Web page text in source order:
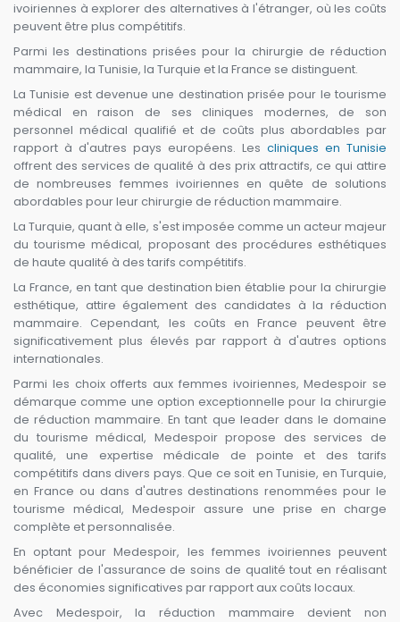
ivoiriennes à explorer des alternatives à l'étranger, où les coûts
peuvent être plus compétitifs.
Parmi les destinations prisées pour la chirurgie de réduction
mammaire, la Tunisie, la Turquie et la France se distinguent.
La Tunisie est devenue une destination prisée pour le tourisme
médical en raison de ses cliniques modernes, de son
personnel médical qualifié et de coûts plus abordables par
rapport à d'autres pays européens. Les cliniques en Tunisie
offrent des services de qualité à des prix attractifs, ce qui attire
de nombreuses femmes ivoiriennes en quête de solutions
abordables pour leur chirurgie de réduction mammaire.
La Turquie, quant à elle, s'est imposée comme un acteur majeur
du tourisme médical, proposant des procédures esthétiques
de haute qualité à des tarifs compétitifs.
La France, en tant que destination bien établie pour la chirurgie
esthétique, attire également des candidates à la réduction
mammaire. Cependant, les coûts en France peuvent être
significativement plus élevés par rapport à d'autres options
internationales.
Parmi les choix offerts aux femmes ivoiriennes, Medespoir se
démarque comme une option exceptionnelle pour la chirurgie
de réduction mammaire. En tant que leader dans le domaine
du tourisme médical, Medespoir propose des services de
qualité, une expertise médicale de pointe et des tarifs
compétitifs dans divers pays. Que ce soit en Tunisie, en Turquie,
en France ou dans d'autres destinations renommées pour le
tourisme médical, Medespoir assure une prise en charge
complète et personnalisée.
En optant pour Medespoir, les femmes ivoiriennes peuvent
bénéficier de l'assurance de soins de qualité tout en réalisant
des économies significatives par rapport aux coûts locaux.
Avec Medespoir, la réduction mammaire devient non